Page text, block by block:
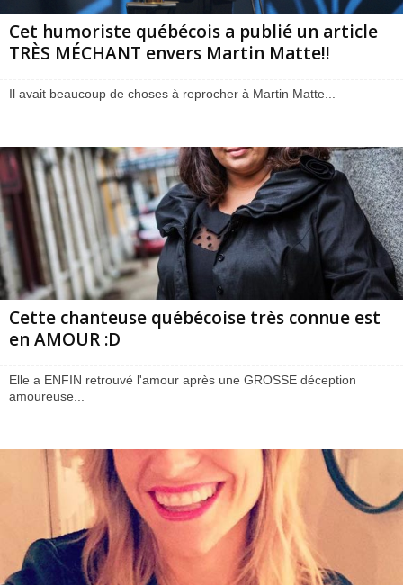
Cet humoriste québécois a publié un article
TRÈS MÉCHANT envers Martin Matte!!
Il avait beaucoup de choses à reprocher à Martin Matte...
Cette chanteuse québécoise très connue est
en AMOUR :D
Elle a ENFIN retrouvé l'amour après une GROSSE déception
amoureuse...